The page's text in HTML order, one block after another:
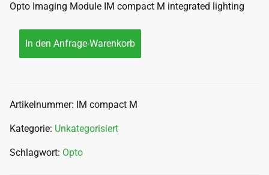
Opto Imaging Module IM compact M integrated lighting
In den Anfrage-Warenkorb
Artikelnummer: IM compact M
Kategorie: Unkategorisiert
Schlagwort: Opto